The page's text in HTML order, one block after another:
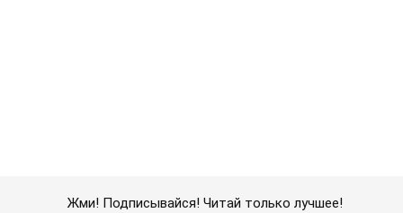
Жми! Подписывайся! Читай только лучшее!